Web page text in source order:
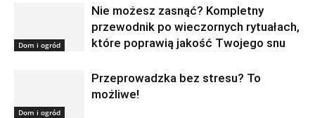
Dom i ogród
​​Nie możesz zasnąć? Kompletny
przewodnik po wieczornych rytuałach,
które poprawią jakość Twojego snu
Dom i ogród
Przeprowadzka bez stresu? To
możliwe!